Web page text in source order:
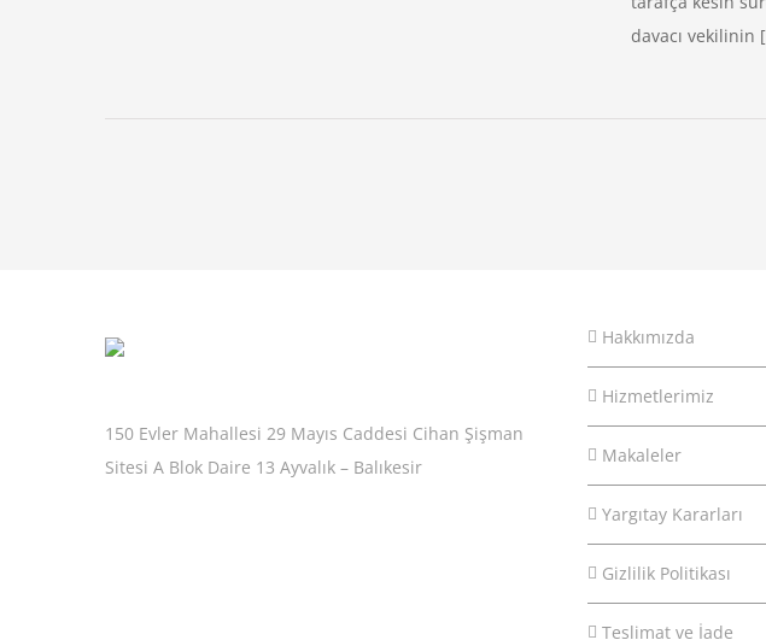
davacı vekilinin
150 Evler Mahallesi 29 Mayıs Caddesi Cihan Şişman
Sitesi A Blok Daire 13 Ayvalık – Balıkesir
Hakkımızda
Hizmetlerimiz
Makaleler
Yargıtay Kararları
Gizlilik Politikası
Teslimat ve İade